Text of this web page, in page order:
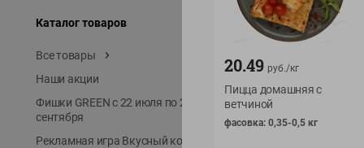
Каталог товаров
Все товары
Наши акции
Фишки GREEN с 22 июля по 22
сентября
Рекламная игра Вкусный код
Специально для вас
ЭКОлиния
Prime Steak
20.49 руб./кг
Пицца домашняя с
ветчиной
фасовка: 0,35-0,5 кг